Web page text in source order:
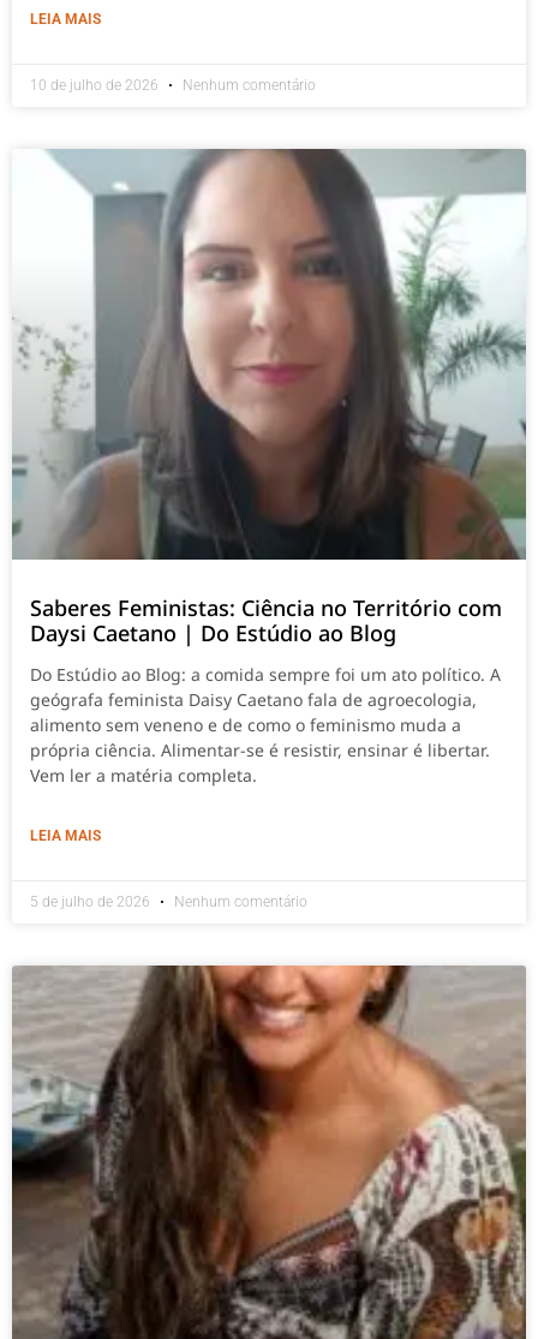
LEIA MAIS
10 de julho de 2026 Nenhum comentário
Saberes Feministas: Ciência no Território com
Daysi Caetano | Do Estúdio ao Blog
Do Estúdio ao Blog: a comida sempre foi um ato político. A
geógrafa feminista Daisy Caetano fala de agroecologia,
alimento sem veneno e de como o feminismo muda a
própria ciência. Alimentar-se é resistir, ensinar é libertar.
Vem ler a matéria completa.
LEIA MAIS
5 de julho de 2026 Nenhum comentário